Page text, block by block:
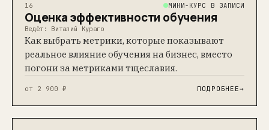
16 МИНИ-КУРС В ЗАПИСИ
Оценка эффективности обучения
Ведёт: Виталий Кураго
Как выбрать метрики, которые показывают
реальное влияние обучения на бизнес, вместо
погони за метриками тщеславия.
от 2 900 ₽ ПОДРОБНЕЕ→
Нажимая на кнопку «Стрелка» я подтверждаю, что ознакомлен
(-а) и согласен (-а) сПолитикой в отношении обработки
Согласием на получение рекламной
рассылки, и даюсогласие на обработку персональных данных
>